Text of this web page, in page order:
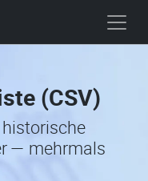
(CSV)
historische
— mehrmals